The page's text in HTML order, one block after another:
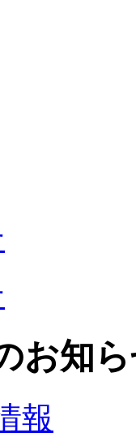
お知
報